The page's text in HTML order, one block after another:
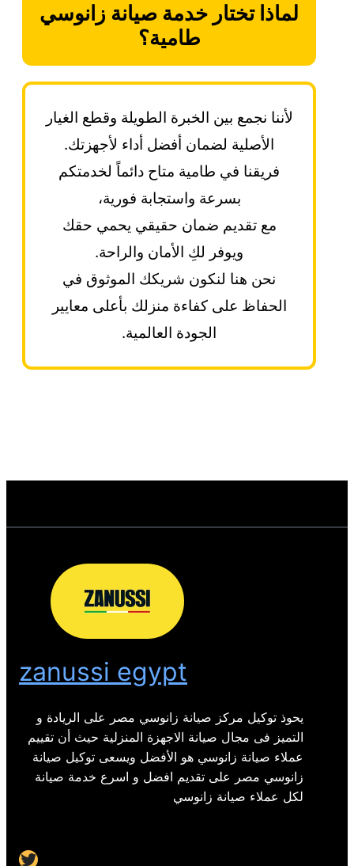
لماذا تختار خدمة صيانة زانوسي
طامية؟
لأننا نجمع بين الخبرة الطويلة وقطع الغيار
الأصلية لضمان أفضل أداء لأجهزتك.
فريقنا في طامية متاح دائماً لخدمتكم
بسرعة واستجابة فورية،
مع تقديم ضمان حقيقي يحمي حقك
ويوفر لكِ الأمان والراحة.
نحن هنا لنكون شريكك الموثوق في
الحفاظ على كفاءة منزلك بأعلى معايير
الجودة العالمية.
zanussi egypt
يحوذ توكيل مركز صيانة زانوسي مصر على الريادة و
التميز فى مجال صيانة الاجهزة المنزلية حيث أن تقييم
عملاء صيانة زانوسي هو الأفضل ويسعى توكيل صيانة
زانوسي مصر على تقديم افضل و اسرع خدمة صيانة
لكل عملاء صيانة زانوسي
Twitter